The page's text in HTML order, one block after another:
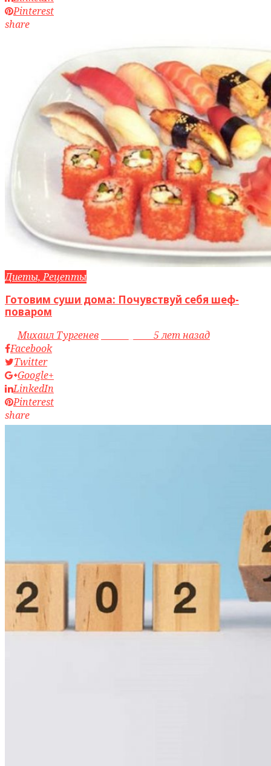
Pinterest
share
Диеты, Рецепты
Готовим суши дома: Почувствуй себя шеф-
поваром
byМихаил Тургенев
5 лет назад
Facebook
Twitter
Google+
LinkedIn
Pinterest
share